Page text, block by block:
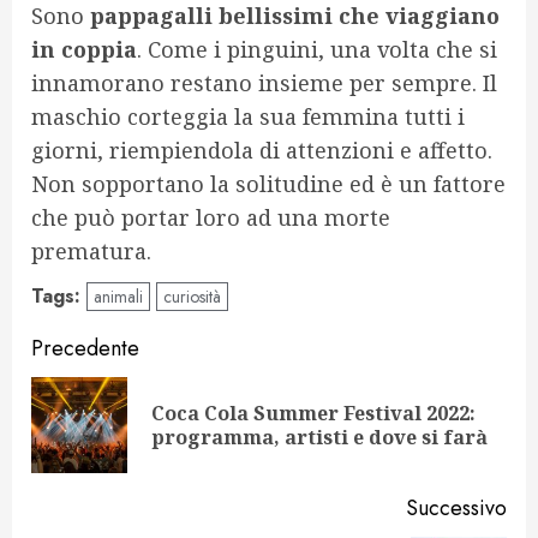
Sono pappagalli bellissimi che viaggiano
in coppia. Come i pinguini, una volta che si
innamorano restano insieme per sempre. Il
maschio corteggia la sua femmina tutti i
giorni, riempiendola di attenzioni e affetto.
Non sopportano la solitudine ed è un fattore
che può portar loro ad una morte
prematura.
Tags: animali curiosità
Navigazione
articolo
Precedente
Coca Cola Summer Festival 2022:
programma, artisti e dove si farà
Successivo